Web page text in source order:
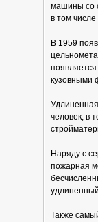
машины со
в том
В 1959
кузовными
человек, в
Наряду с
пожарная
Также